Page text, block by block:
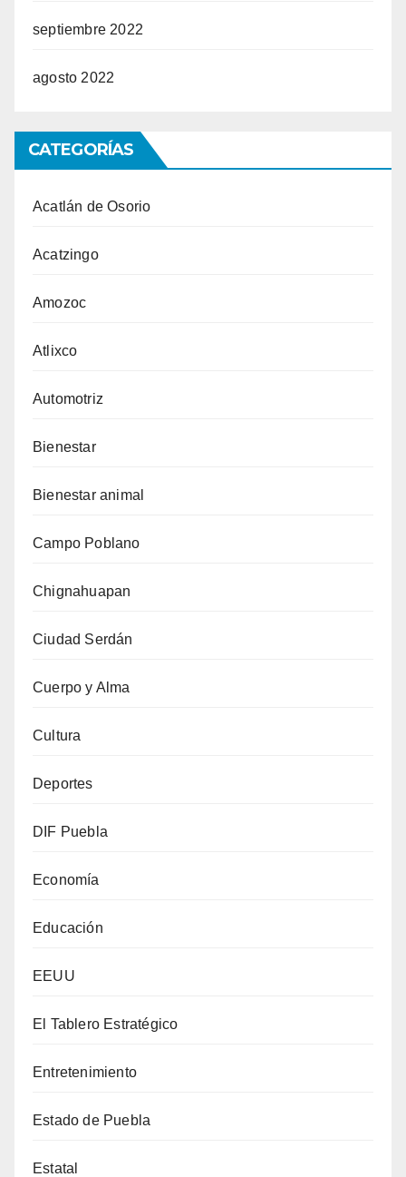
septiembre 2022
agosto 2022
CATEGORÍAS
Acatlán de Osorio
Acatzingo
Amozoc
Atlixco
Automotriz
Bienestar
Bienestar animal
Campo Poblano
Chignahuapan
Ciudad Serdán
Cuerpo y Alma
Cultura
Deportes
DIF Puebla
Economía
Educación
EEUU
El Tablero Estratégico
Entretenimiento
Estado de Puebla
Estatal